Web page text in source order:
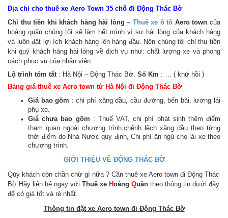
Địa chỉ cho thuê xe Aero Town 35 chỗ đi Động Thác Bờ
Chỉ thu tiền khi khách hàng hài lòng – Thuê xe ô tô Aero town của
hoàng quân chúng tôi sẽ làm hết mình vì sự hài lòng của khách hàng
và luôn đặt lợi ích khách hàng lên hàng đầu. Nên chúng tôi chỉ thu tiền
khi quý khách hàng hài lòng về dịch vụ như: chất lượng xe và phong
cách phục vụ của nhân viên.
Lộ trình tóm tắt: Hà Nội – Động Thác Bờ. Số Km : … ( khứ hồi )
Bảng giá thuê xe Aero town từ Hà Nội đi Động Thác Bờ
Giá bao gồm : chi phí xăng dầu, cầu đường, bến bãi, lương lái
phụ xe.
Giá chưa bao gồm : Thuế VAT, chi phí phát sinh thêm điểm
tham quan ngoài chương trình,chênh lệch xăng dầu theo từng
thời điểm do Nhà Nước quy định, Chi phí ăn ngủ cho lái xe theo
chương trình.
GIỚI THIỆU VỀ ĐỘNG THÁC BỜ
Qúy khách còn chần chừ gì nữa ? Cần thuê xe Aero town đi Động Thác
Bờ Hãy liên hệ ngay với Thuê xe Hoàng Quân theo thông tin dưới đây
để có giá tốt và rẻ nhất.
Thông tin đặt xe Aero town đi Động Thác Bờ